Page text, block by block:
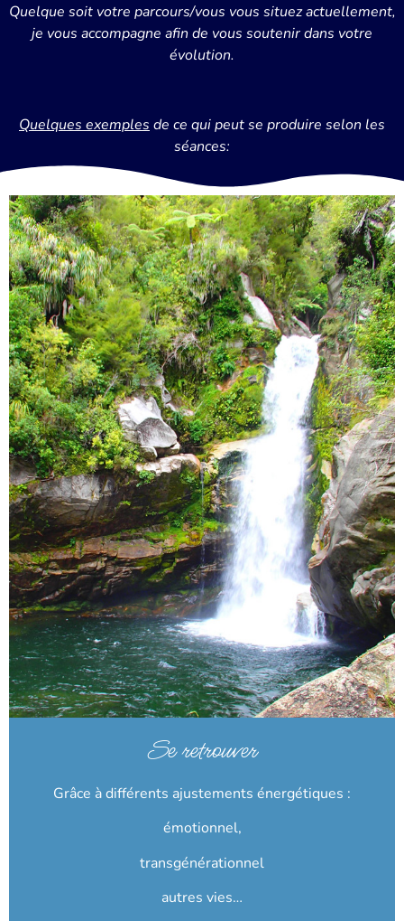
Quelque soit votre parcours/vous vous situez actuellement,
je vous accompagne afin de vous soutenir dans votre
évolution.
Quelques exemples de ce qui peut se produire selon les
séances:
Se retrouver
Grâce à différents ajustements énergétiques :
émotionnel,
transgénérationnel
autres vies…